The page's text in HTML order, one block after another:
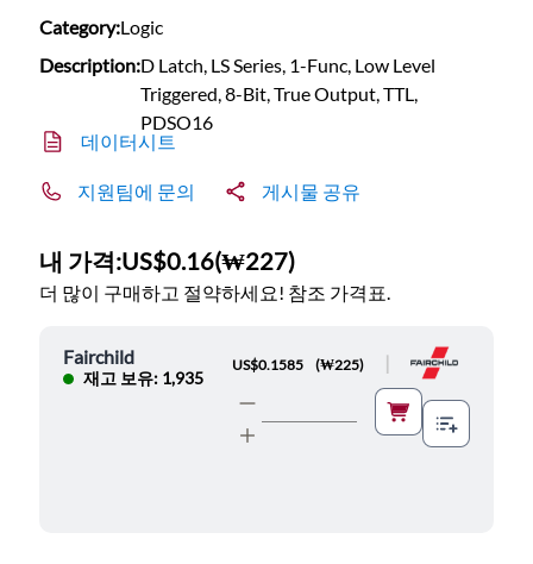
Category:Logic
Description:D Latch, LS Series, 1-Func, Low Level
Triggered, 8-Bit, True Output, TTL,
PDSO16
데이터시트
지원팀에 문의 게시물 공유
내 가격:US$0.16(₩227)
더 많이 구매하고 절약하세요! 참조 가격표.
Fairchild
재고 보유: 1,935
US$0.1585 (₩225)